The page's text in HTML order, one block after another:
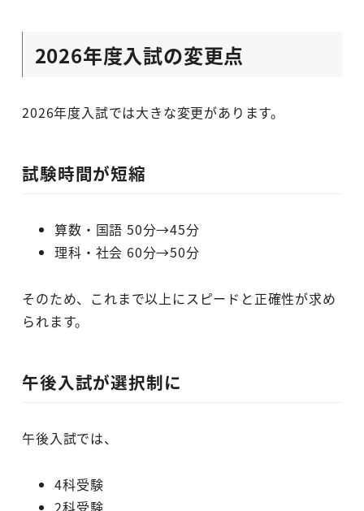
2026年度入試の変更点
2026年度入試では大きな変更があります。
試験時間が短縮
算数・国語 50分→45分
理科・社会 60分→50分
そのため、これまで以上にスピードと正確性が求め
られます。
午後入試が選択制に
午後入試では、
4科受験
2科受験